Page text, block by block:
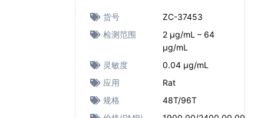
货号
ZC-37453
检测范围
2 μg/mL – 64
μg/mL
灵敏度
0.04 μg/mL
应用
Rat
规格
48T/96T